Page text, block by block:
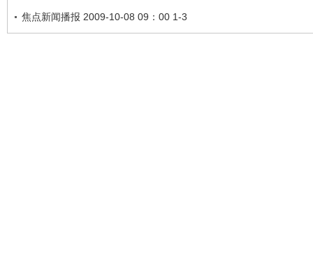
焦点新闻播报 2009-10-08 09：00 1-3